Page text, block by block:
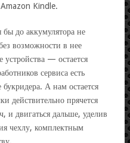
Kindle.
бы до аккумулятора не
возможности в нее
устройства — остается
сервиса есть
А нам остается
действительно прячется
и двигаться дальше, уделив
чехлу, комплектным